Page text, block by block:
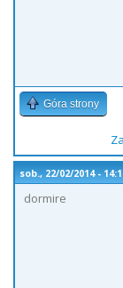
Góra strony
sob., 22/02/2014 -
dormire